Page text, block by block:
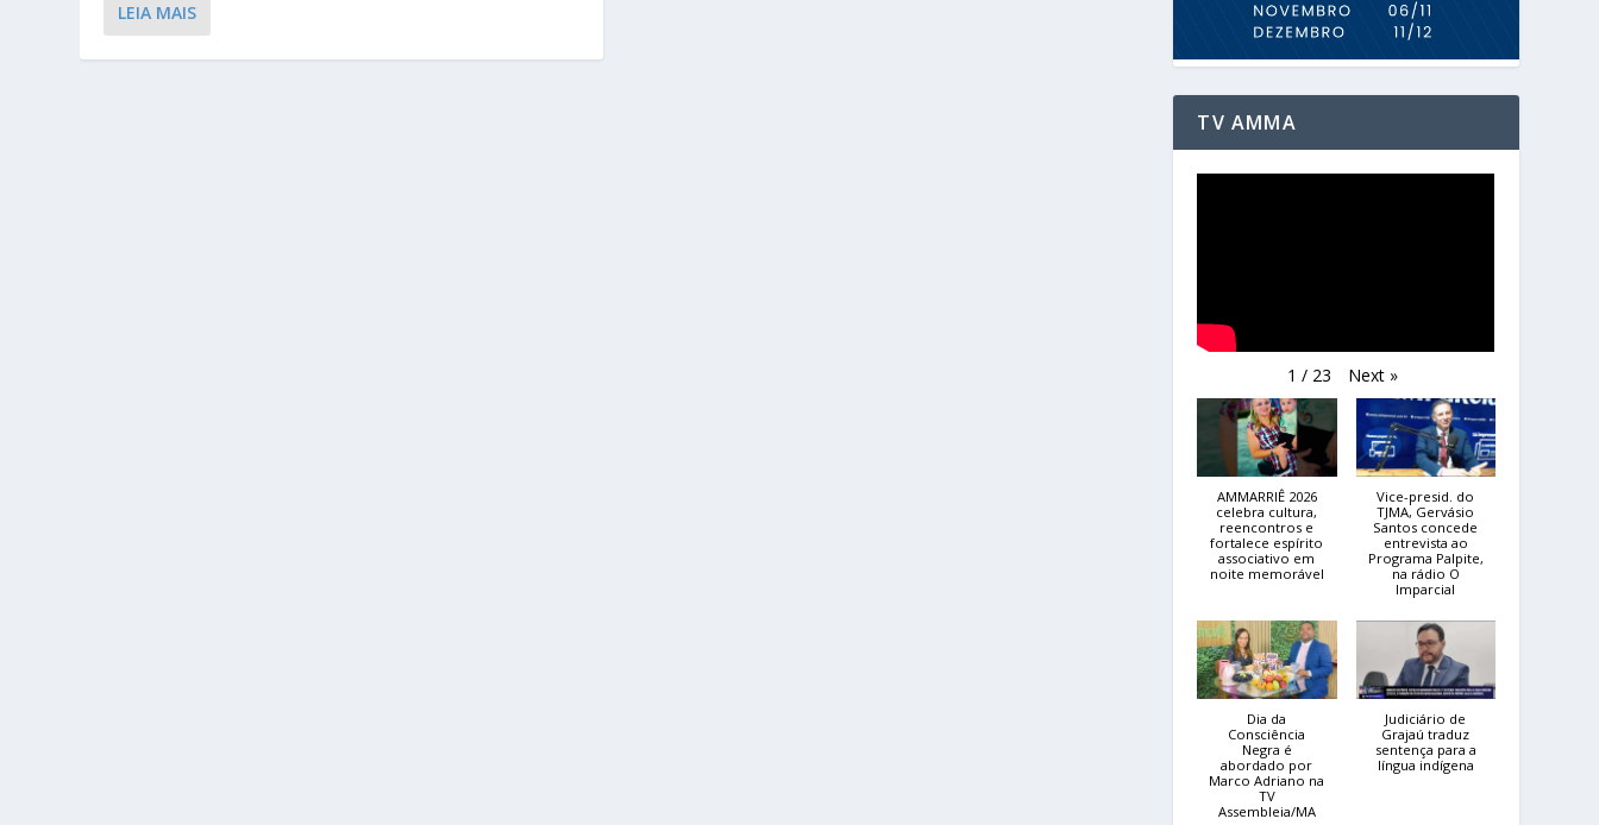
LEIA MAIS
TV AMMA
1 / 23 Next »
AMMARRIÊ 2026
celebra cultura,
reencontros e
fortalece espírito
associativo em
noite memorável
Vice-presid. do
TJMA, Gervásio
Santos concede
entrevista ao
Programa Palpite,
na rádio O
Imparcial
Dia da
Consciência
Negra é
abordado por
Marco Adriano na
TV
Assembleia/MA
Judiciário de
Grajaú traduz
sentença para a
língua indígena